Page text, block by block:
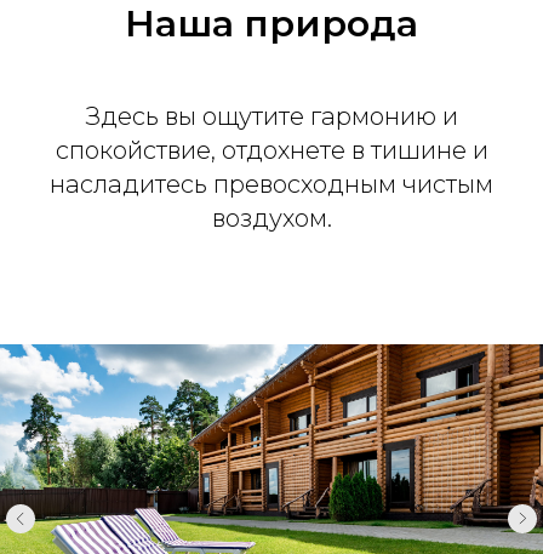
Наша природа
Здесь вы ощутите гармонию и
спокойствие, отдохнете в тишине и
насладитесь превосходным чистым
воздухом.